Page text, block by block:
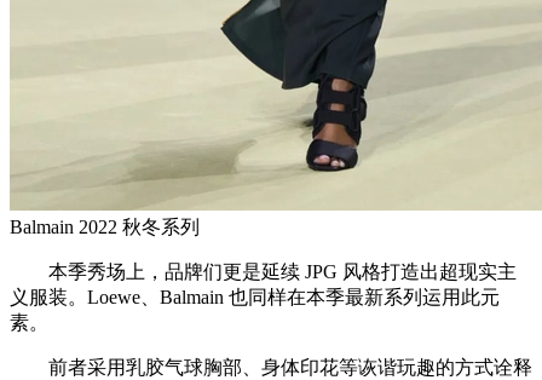
Balmain 2022 秋冬系列
本季秀场上，品牌们更是延续 JPG 风格打造出超现实主
义服装。Loewe、Balmain 也同样在本季最新系列运用此元
素。
前者采用乳胶气球胸部、身体印花等诙谐玩趣的方式诠释